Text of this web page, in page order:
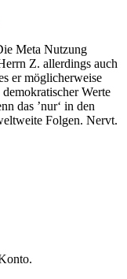
Meta Nutzung
Z. allerdings auch
er möglicherweise
Werte
das ’nur‘ in den
Folgen. Nervt.